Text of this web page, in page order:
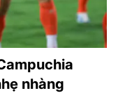
nhàng